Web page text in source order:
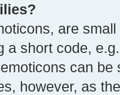
are
a short code,
can
however, as